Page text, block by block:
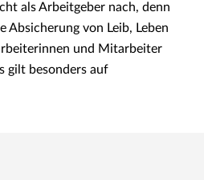
als Arbeitgeber nach, denn
Absicherung von Leib, Leben
und Mitarbeiter
gilt besonders auf